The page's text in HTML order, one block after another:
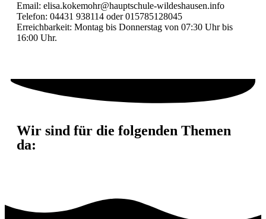
Email: elisa.kokemohr@hauptschule-wildeshausen.info
Telefon: 04431 938114 oder 015785128045
Erreichbarkeit: Montag bis Donnerstag von 07:30 Uhr bis
16:00 Uhr.
Wir sind für die folgenden Themen
da: